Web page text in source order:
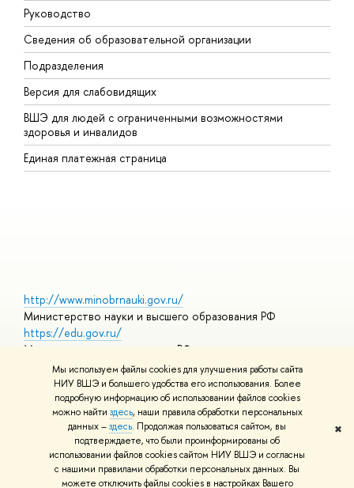
Мы используем файлы cookies для улучшения работы сайта
НИУ ВШЭ и большего удобства его использования. Более
подробную информацию об использовании файлов cookies
можно найти здесь, наши правила обработки персональных
данных –здесь. Продолжая пользоваться сайтом, вы
подтверждаете, что были проинформированы об
использовании файлов cookies сайтом НИУ ВШЭ и согласны
с нашими правилами обработки персональных данных. Вы
можете отключить файлы cookies в настройках Вашего
✖
Руководство
Сведения об образовательной организации
Подразделения
Версия для слабовидящих
ВШЭ для людей с ограниченными возможностями
здоровья и инвалидов
Единая платежная страница
http://www.minobrnauki.gov.ru/
Министерство науки и высшего образования РФ
https://edu.gov.ru/
Министерство просвещения РФ
https://elearning.hse.ru/mooc
Массовые открытые онлайн-курсы
© НИУ ВШЭ 1993–2026 Адреса и контактыУсловия
использования материалов Политика конфиденциальности
Шрифты HSE Sans и HSE Slab разработаны вШколе дизайна НИУ